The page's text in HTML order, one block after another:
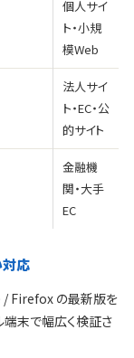
個人サイ
ト・小規
模Web
法人サイ
ト・EC・公
的サイト
金融機
関・大手
EC
対応
Firefox の最新版を
端末で幅広く検証さ